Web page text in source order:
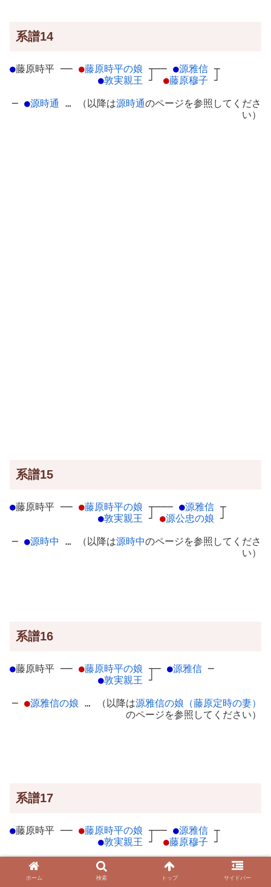
系譜14
●藤原時平 ── ●藤原時平の娘 ┬
●敦実親王 ┘
── ●源雅信 ┬
●藤原穆子 ┘
─ ●源時通 … （以降は源時通のページを参照してくださ
い）
系譜15
●藤原時平 ── ●藤原時平の娘 ┬
●敦実親王 ┘
─── ●源雅信 ┬
●源公忠の娘 ┘
─ ●源時中 … （以降は源時中のページを参照してくださ
い）
系譜16
●藤原時平 ── ●藤原時平の娘 ┬
●敦実親王 ┘
─ ●源雅信 ─
─ ●源雅信の娘 … （以降は源雅信の娘（藤原定時の妻）
のページを参照してください）
系譜17
●藤原時平 ── ●藤原時平の娘 ┬
●敦実親王 ┘
── ●源雅信 ┬
●藤原穆子 ┘
●源雅信の娘 … （以降は
源雅信の娘（藤原道綱の妻）
のページを参照してください）
ホーム 検索 トップ サイドバー